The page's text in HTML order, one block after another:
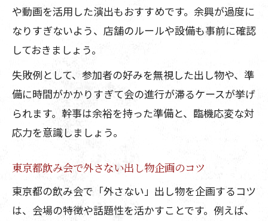
や動画を活用した演出もおすすめです。余興が過度に
なりすぎないよう、店舗のルールや設備も事前に確認
しておきましょう。
失敗例として、参加者の好みを無視した出し物や、準
備に時間がかかりすぎて会の進行が滞るケースが挙げ
られます。幹事は余裕を持った準備と、臨機応変な対
応力を意識しましょう。
東京都飲み会で外さない出し物企画のコツ
東京都の飲み会で「外さない」出し物を企画するコツ
は、会場の特徴や話題性を活かすことです。例えば、